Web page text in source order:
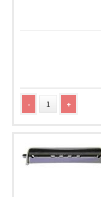
- +